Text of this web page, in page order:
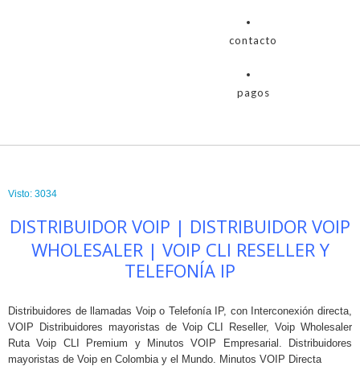
contacto
pagos
Visto: 3034
DISTRIBUIDOR VOIP | DISTRIBUIDOR VOIP
WHOLESALER | VOIP CLI RESELLER Y
TELEFONÍA IP
Distribuidores de llamadas Voip o Telefonía IP, con Interconexión directa,
VOIP Distribuidores mayoristas de Voip CLI Reseller, Voip Wholesaler
Ruta Voip CLI Premium y Minutos VOIP Empresarial. Distribuidores
mayoristas de Voip en Colombia y el Mundo. Minutos VOIP Directa